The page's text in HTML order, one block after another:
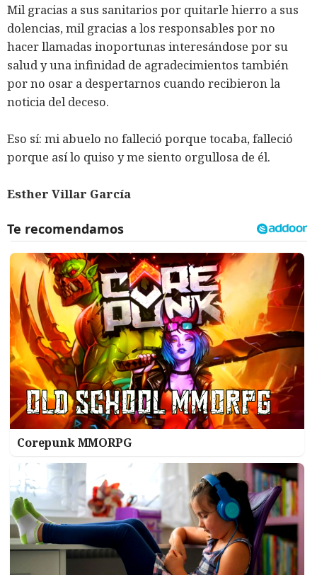
Mil gracias a sus sanitarios por quitarle hierro a sus
dolencias, mil gracias a los responsables por no
hacer llamadas inoportunas interesándose por su
salud y una infinidad de agradecimientos también
por no osar a despertarnos cuando recibieron la
noticia del deceso.
Eso sí: mi abuelo no falleció porque tocaba, falleció
porque así lo quiso y me siento orgullosa de él.
Esther Villar García
Corepunk MMORPG